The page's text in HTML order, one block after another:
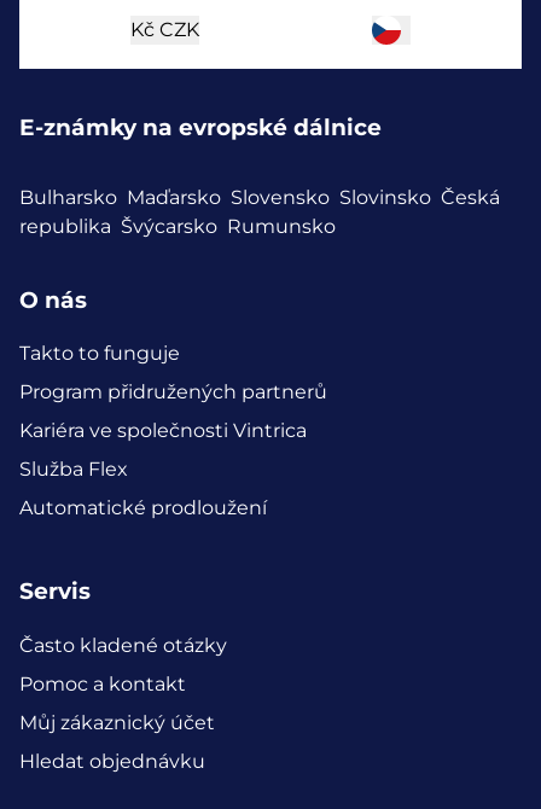
Kč CZK
E-známky na evropské dálnice
Bulharsko Maďarsko Slovensko Slovinsko Česká
republika Švýcarsko Rumunsko
O nás
Takto to funguje
Program přidružených partnerů
Kariéra ve společnosti Vintrica
Služba Flex
Automatické prodloužení
Servis
Často kladené otázky
Pomoc a kontakt
Můj zákaznický účet
Hledat objednávku